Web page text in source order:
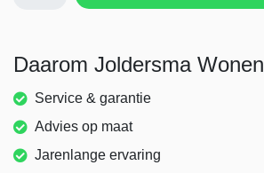
Daarom Joldersma Wonen
Service & garantie
Advies op maat
Jarenlange ervaring